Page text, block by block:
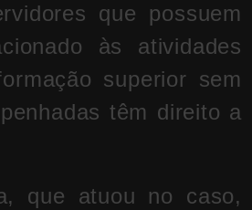
que possuem
às atividades
superior sem
têm direito a
que atuou no caso,